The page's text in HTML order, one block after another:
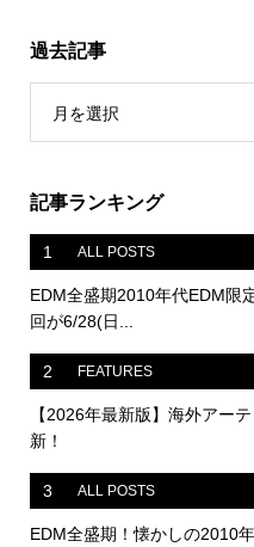
過去記事
月を選択
記事ランキング
1 ALL POSTS
EDM全盛期2010年代EDM限
回が6/28(日...
2 FEATURES
【2026年最新版】海外アー
新！
3 ALL POSTS
EDM全盛期！懐かしの2010